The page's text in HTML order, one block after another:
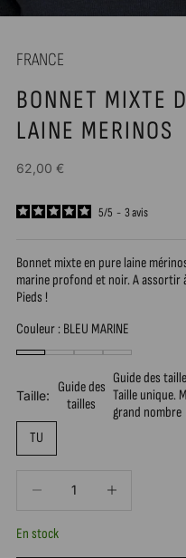
FRANCE
BONNET MIXTE
LAINE MERINOS
Prix de vente
62,00 €
5/5 - 3avis
Bonnet mixte en pure laine
marine profond et noir. A assortir
Pieds !
Couleur : BLEU MARINE
Taille:
Guide des
tailles
Guide des
Taille unique.
grand nombre
TU
En stock